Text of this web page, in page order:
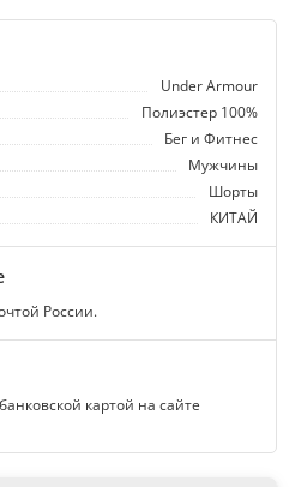
Under Armour
Полиэстер 100%
Бег и Фитнес
Мужчины
Шорты
КИТАЙ
России.
картой на сайте